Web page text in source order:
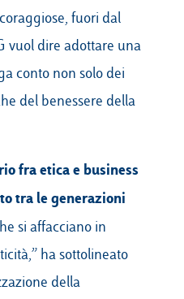
fuori dal
vuol dire adottare una
conto non solo dei
del benessere della
fra etica e business
tra le generazioni
si affacciano in
ha sottolineato
della